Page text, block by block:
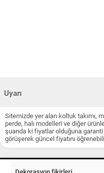
Uyarı
Sitemizde yer alan koltuk takımı,
perde, halı modelleri ve diğer
şuanda ki fiyatlar olduğuna garanti
görüşerek güncel fiyatını